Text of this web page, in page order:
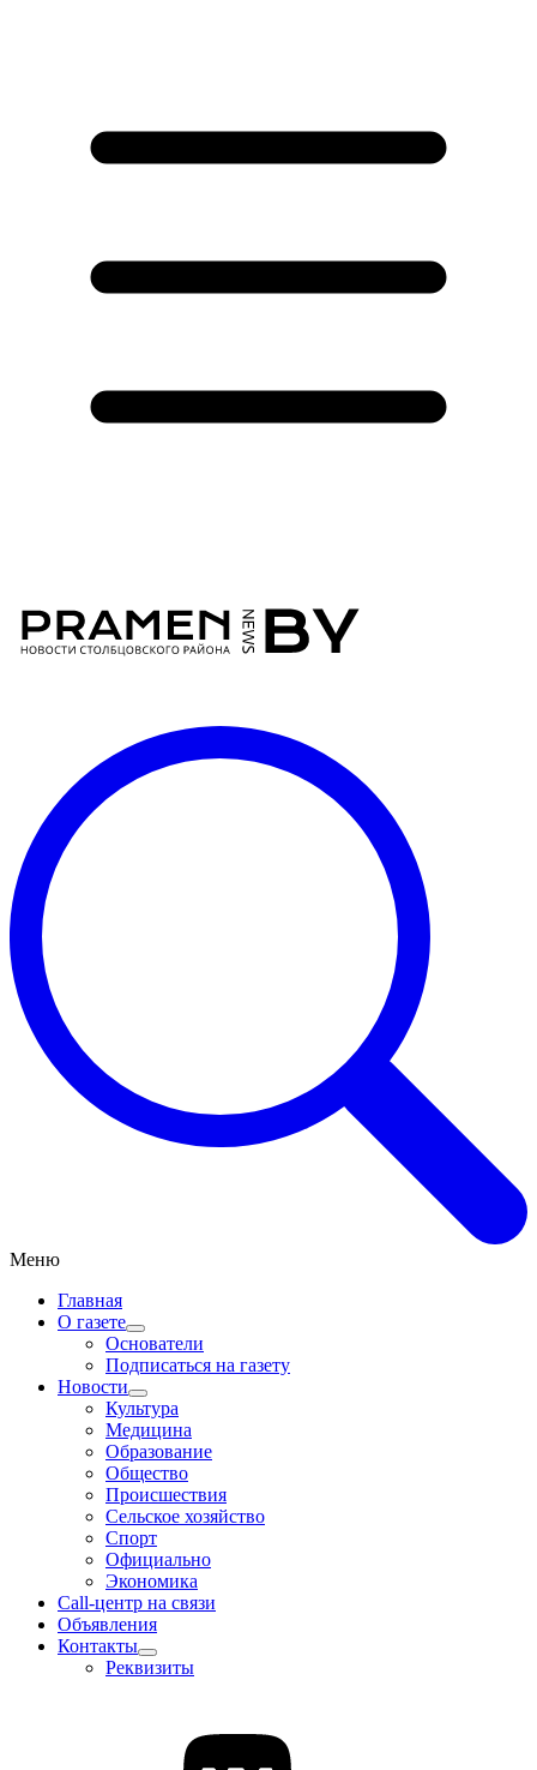
Меню
Главная
О газете
Основатели
Подписаться на газету
Новости
Культура
Медицина
Образование
Общество
Происшествия
Сельское хозяйство
Спорт
Официально
Экономика
Call-центр на связи
Объявления
Контакты
Реквизиты